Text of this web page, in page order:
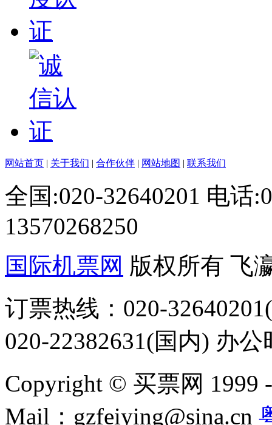
网站首页 | 关于我们 | 合作伙伴 | 网站地图 | 联系我们
全国:020-32640201 电话
13570268250
国际机票网 版权所有 飞
订票热线：020-
020-22382631(国内) 办
Copyright © 买票网 1999
Mail：gzfeiying@sina.cn